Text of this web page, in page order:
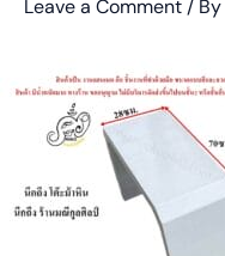
Leave a Comment / By